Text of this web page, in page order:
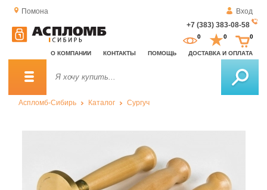
Помона
Вход
+7 (383) 383-08-58
О КОМПАНИИ КОНТАКТЫ ПОМОЩЬ ДОСТАВКА И ОПЛАТА
0 0 0
Аспломб-Сибирь Каталог Сургуч